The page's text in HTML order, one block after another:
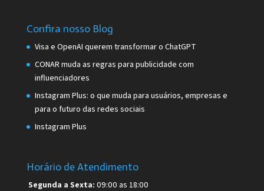
Confira nosso Blog
Visa e OpenAI querem transformar o ChatGPT
CONAR muda as regras para publicidade com
influenciadores
Instagram Plus: o que muda para usuários, empresas e
para o futuro das redes sociais
Instagram Plus
Horário de Atendimento
Segunda a Sexta: 09:00 as 18:00